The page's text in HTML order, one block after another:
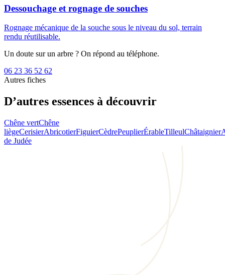
Dessouchage et rognage de souches
Rognage mécanique de la souche sous le niveau du sol, terrain
rendu réutilisable.
Un doute sur un arbre ? On répond au téléphone.
06 23 36 52 62
Autres fiches
D’autres essences à découvrir
Chêne vertChêne
liègeCerisierAbricotierFiguierCèdrePeuplierÉrableTilleulChâtaignier
de Judée